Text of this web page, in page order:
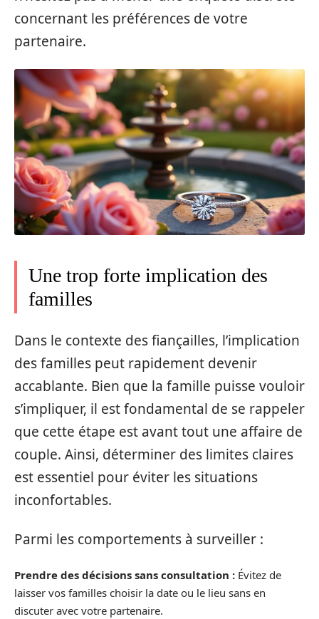
concernant les préférences de votre
partenaire.
Une trop forte implication des
familles
Dans le contexte des fiançailles, l’implication
des familles peut rapidement devenir
accablante. Bien que la famille puisse vouloir
s’impliquer, il est fondamental de se rappeler
que cette étape est avant tout une affaire de
couple. Ainsi, déterminer des limites claires
est essentiel pour éviter les situations
inconfortables.
Parmi les comportements à surveiller :
Prendre des décisions sans consultation : Évitez de
laisser vos familles choisir la date ou le lieu sans en
discuter avec votre partenaire.